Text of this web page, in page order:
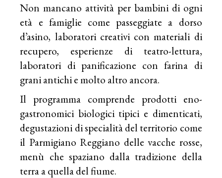
Non mancano attività per bambini di ogni
età e famiglie come passeggiate a dorso
d’asino, laboratori creativi con materiali di
recupero, esperienze di teatro-lettura,
laboratori di panificazione con farina di
grani antichi e molto altro ancora.
Il programma comprende prodotti eno-
gastronomici biologici tipici e dimenticati,
degustazioni di specialità del territorio come
il Parmigiano Reggiano delle vacche rosse,
menù che spaziano dalla tradizione della
terra a quella del fiume.